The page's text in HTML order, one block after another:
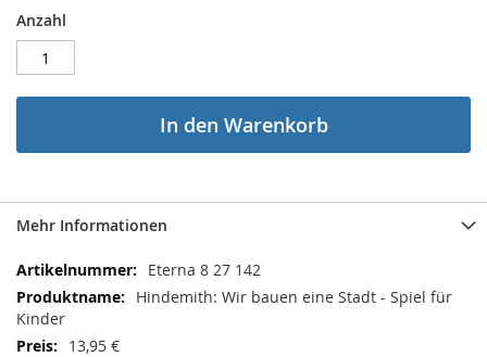
Anzahl
In den Warenkorb
Mehr Informationen
Mehr
Informationen
Eterna 8 27 142
Hindemith: Wir bauen eine Stadt - Spiel für
Kinder
13,95 €